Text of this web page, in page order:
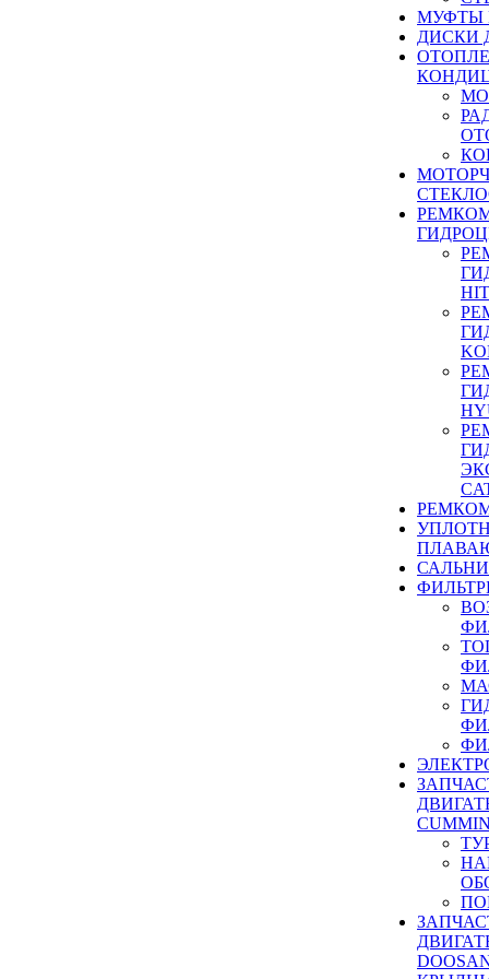
МУФТЫ
ДИСКИ